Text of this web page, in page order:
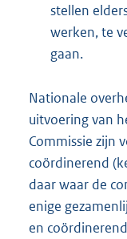
stellen
werken, te
gaan.
Nationale
uitvoering van
Commissie zijn
coördinerend
daar waar de
enige
en